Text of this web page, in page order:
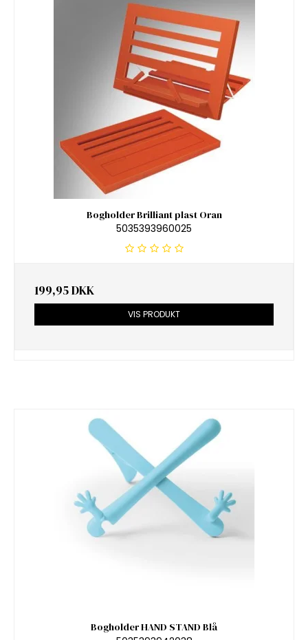
Bogholder Brilliant plast Oran
5035393960025
199,95 DKK
VIS PRODUKT
Bogholder HAND STAND Blå